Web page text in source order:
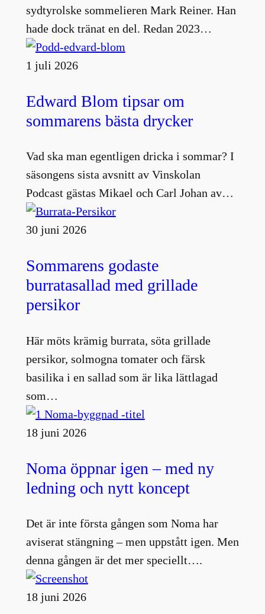
sydtyrolske sommelieren Mark Reiner. Han
hade dock tränat en del. Redan 2023…
1 juli 2026
Edward Blom tipsar om
sommarens bästa drycker
Vad ska man egentligen dricka i sommar? I
säsongens sista avsnitt av Vinskolan
Podcast gästas Mikael och Carl Johan av…
30 juni 2026
Sommarens godaste
burratasallad med grillade
persikor
Här möts krämig burrata, söta grillade
persikor, solmogna tomater och färsk
basilika i en sallad som är lika lättlagad
som…
18 juni 2026
Noma öppnar igen – med ny
ledning och nytt koncept
Det är inte första gången som Noma har
aviserat stängning – men uppstått igen. Men
denna gången är det mer speciellt….
18 juni 2026